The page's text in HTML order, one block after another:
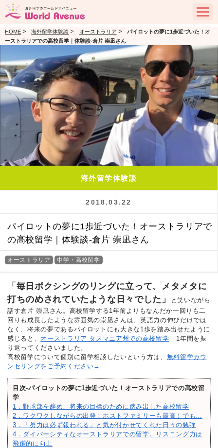
HOME > 海外留学体験談 > オーストラリア >
パイロットの夢に1歩近づいた！オ
ーストラリアでの高校留学｜体験談-倉片 崇凪さん
海外留学体験談
2018.03.22
パイロットの夢に1歩近づいた！オーストラリアで
の高校留学｜体験談-倉片 崇凪さん
オーストラリア 中学・高校留学
「毎日ボクシングのリングに立って、メタメタに
打ちのめされていたような日々でした」
と笑いながら
話す倉片 崇凪さん。高校留学する1年前よりもなんだか一回りも二
回りも成長したような雰囲気の崇凪さんは、英語力の伸びだけでは
なく、将来の夢であるパイロットにも大きな1歩を踏み出せたように
感じると、 オーストラリア タスマニア州での高校留学
1年間を振
り返ってくださいました。
高校留学について個別に留学相談したいという方は、 無料留学カウ
ンセリングをご予約ください→
目次-パイロットの夢に1歩近づいた！オーストラリアでの高校留
学
1．野球部を辞め、将来の目標のために踏み出した高校留学
2．ワクワクしながらの出発！ホストファミリーも最高！でも…
3．「努力は必ず報われる」と気が付かせてくれた日々の勉強
4．ダイバーシティなオーストラリアでの留学。リスニング力は
飛躍的に向上